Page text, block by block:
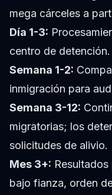
mega cárceles a
Día 1-3:
centro de detención.
Semana 1-2:
inmigración para
Semana 3-12:
migratorias; los
solicitudes de alivio.
Mes 3+:
bajo fianza, orden